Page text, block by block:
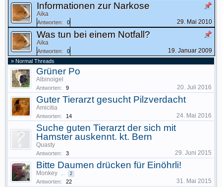
Informationen zur Narkose
Aika
Antworten: 0 29. Mai 2010
Was tun bei einem Notfall?
Aika
Antworten: 0 19. Januar 2009
» Normal Threads
Grüner Po
Albinoigel
Antworten: 9 20. Juli 2016
Guter Tierarzt gesucht Pilzverdacht
Amicitia
Antworten: 14 24. Mai 2016
Suche guten Tierarzt der sich mit
Hamster auskennt. kt. Bern
Quasty
Antworten: 3 29. Juni 2015
Bitte Daumen drücken für Einöhrli!
Monkey ... 2
Antworten: 22 31. Mai 2015